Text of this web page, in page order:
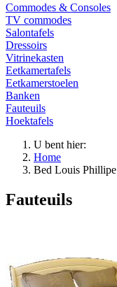
Commodes & Consoles
TV commodes
Salontafels
Dressoirs
Vitrinekasten
Eetkamertafels
Eetkamerstoelen
Banken
Fauteuils
Hoektafels
U bent hier:
Home
Bed Louis Phillipe
Fauteuils